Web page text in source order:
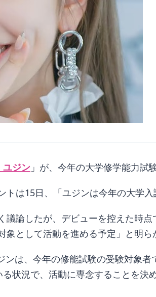
ユジン 」が、今年の大学修学能力試
は15日、「ユジンは今年の大学
論したが、デビューを控えた時
として活動を進める予定」と明ら
は、今年の修能試験の受験対象
状況で、活動に専念することを決